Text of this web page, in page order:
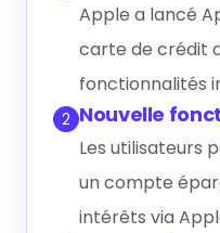
Apple a lancé
carte de crédit
fonctionnalités
2 Nouvelle
Les utilisateurs
un compte
intérêts via